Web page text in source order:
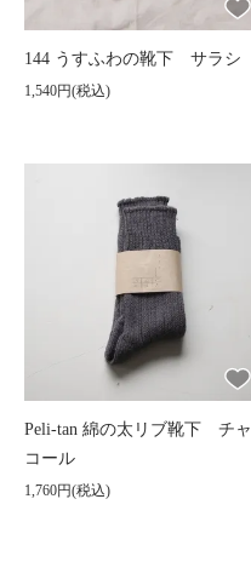
144 うすふわの靴下 サラシ
1,540円(税込)
Peli-tan 綿の太リブ靴下 チャ
コール
1,760円(税込)